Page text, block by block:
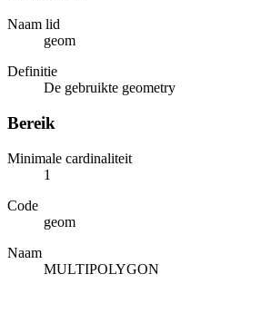
Naam lid
geom
Definitie
De gebruikte geometry
Bereik
Minimale cardinaliteit
1
Code
geom
Naam
MULTIPOLYGON